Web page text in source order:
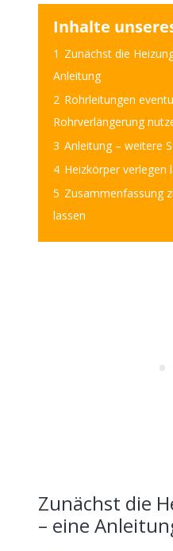
Inhalte
1 Zunächst die
Anleitung
2 Rohrleitungen
Rohrverlängerung
3 Anleitung – weitere
4 Heizkörper verlegen
5 Zusammenfassung
lassen
Zunächst die
– eine